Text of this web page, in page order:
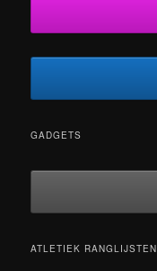
GADGETS
ATLETIEK RANGLIJSTEN